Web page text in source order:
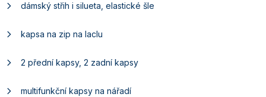
dámský střih i silueta, elastické šle
kapsa na zip na laclu
2 přední kapsy, 2 zadní kapsy
multifunkční kapsy na nářadí